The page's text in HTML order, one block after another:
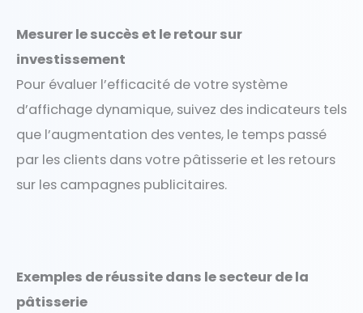
Mesurer le succès et le retour sur
investissement
Pour évaluer l’efficacité de votre système
d’affichage dynamique, suivez des indicateurs tels
que l’augmentation des ventes, le temps passé
par les clients dans votre pâtisserie et les retours
sur les campagnes publicitaires.
Exemples de réussite dans le secteur de la
pâtisserie